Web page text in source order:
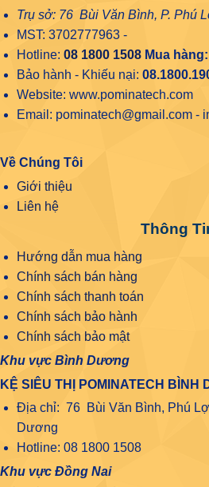
Trụ sở: 76 Bùi Văn Bình, P. Phú
MST: 3702777963 -
Hotline: 08 1800 1508Mua hàng:
Bảo hành - Khiếu nại:
Website: www.pominatech.com
Email: pominatech@gmail.com -
Về Chúng Tôi
Giới thiệu
Liên hệ
Thông
Hướng dẫn mua hàng
Chính sách bán hàng
Chính sách thanh toán
Chính sách bảo hành
Chính sách bảo mật
Khu vực Bình Dương
KỆ SIÊU THỊ POMINATECH BÌNH
Địa chỉ: 76 Bùi Văn Bình, Phú
Dương
Hotline: 08 1800 1508
Khu vực Đồng Nai